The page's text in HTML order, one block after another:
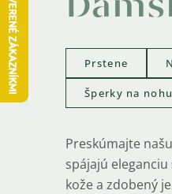
Preskúmajte
spájajú
kože a zdobený
Prstene
Šperky na nohu